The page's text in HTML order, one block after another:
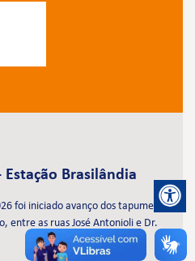
Estação Brasilândia
foi iniciado avanço dos tapumes
entre as ruas José Antonioli e Dr.